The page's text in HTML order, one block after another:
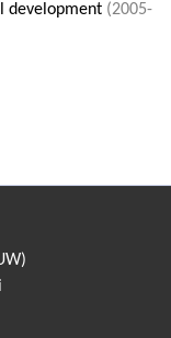
development (2005-